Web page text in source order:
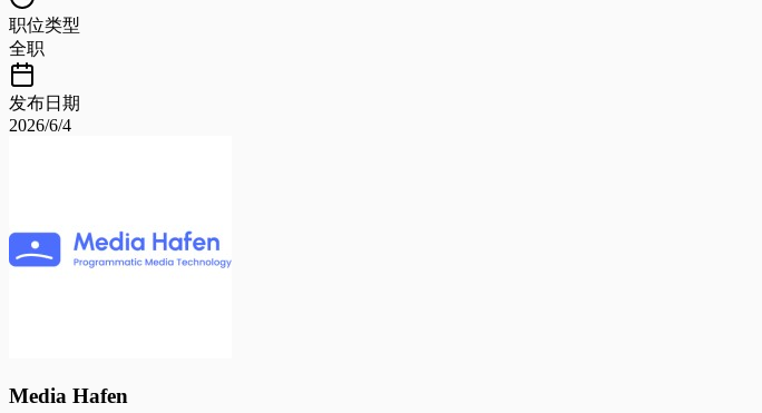
职位类型
全职
发布日期
2026/6/4
Media Hafen